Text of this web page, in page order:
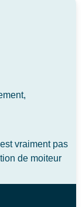
vraiment pas
de moiteur